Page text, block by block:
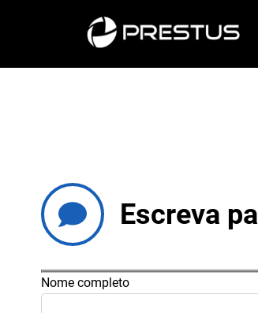
Escreva
Nome completo